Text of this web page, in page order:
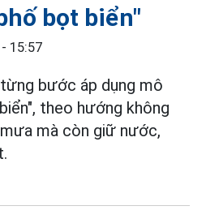
bọt biển"
15:57
bước áp dụng mô
theo hướng không
mà còn giữ nước,